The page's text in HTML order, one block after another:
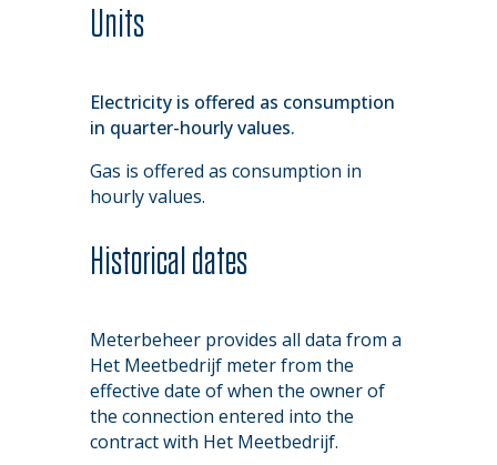
Units
Electricity is offered as consumption
in quarter-hourly values.
Gas is offered as consumption in
hourly values.
Historical dates
Meterbeheer provides all data from a
Het Meetbedrijf meter from the
effective date of when the owner of
the connection entered into the
contract with Het Meetbedrijf.